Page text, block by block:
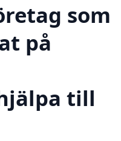
som
på
till